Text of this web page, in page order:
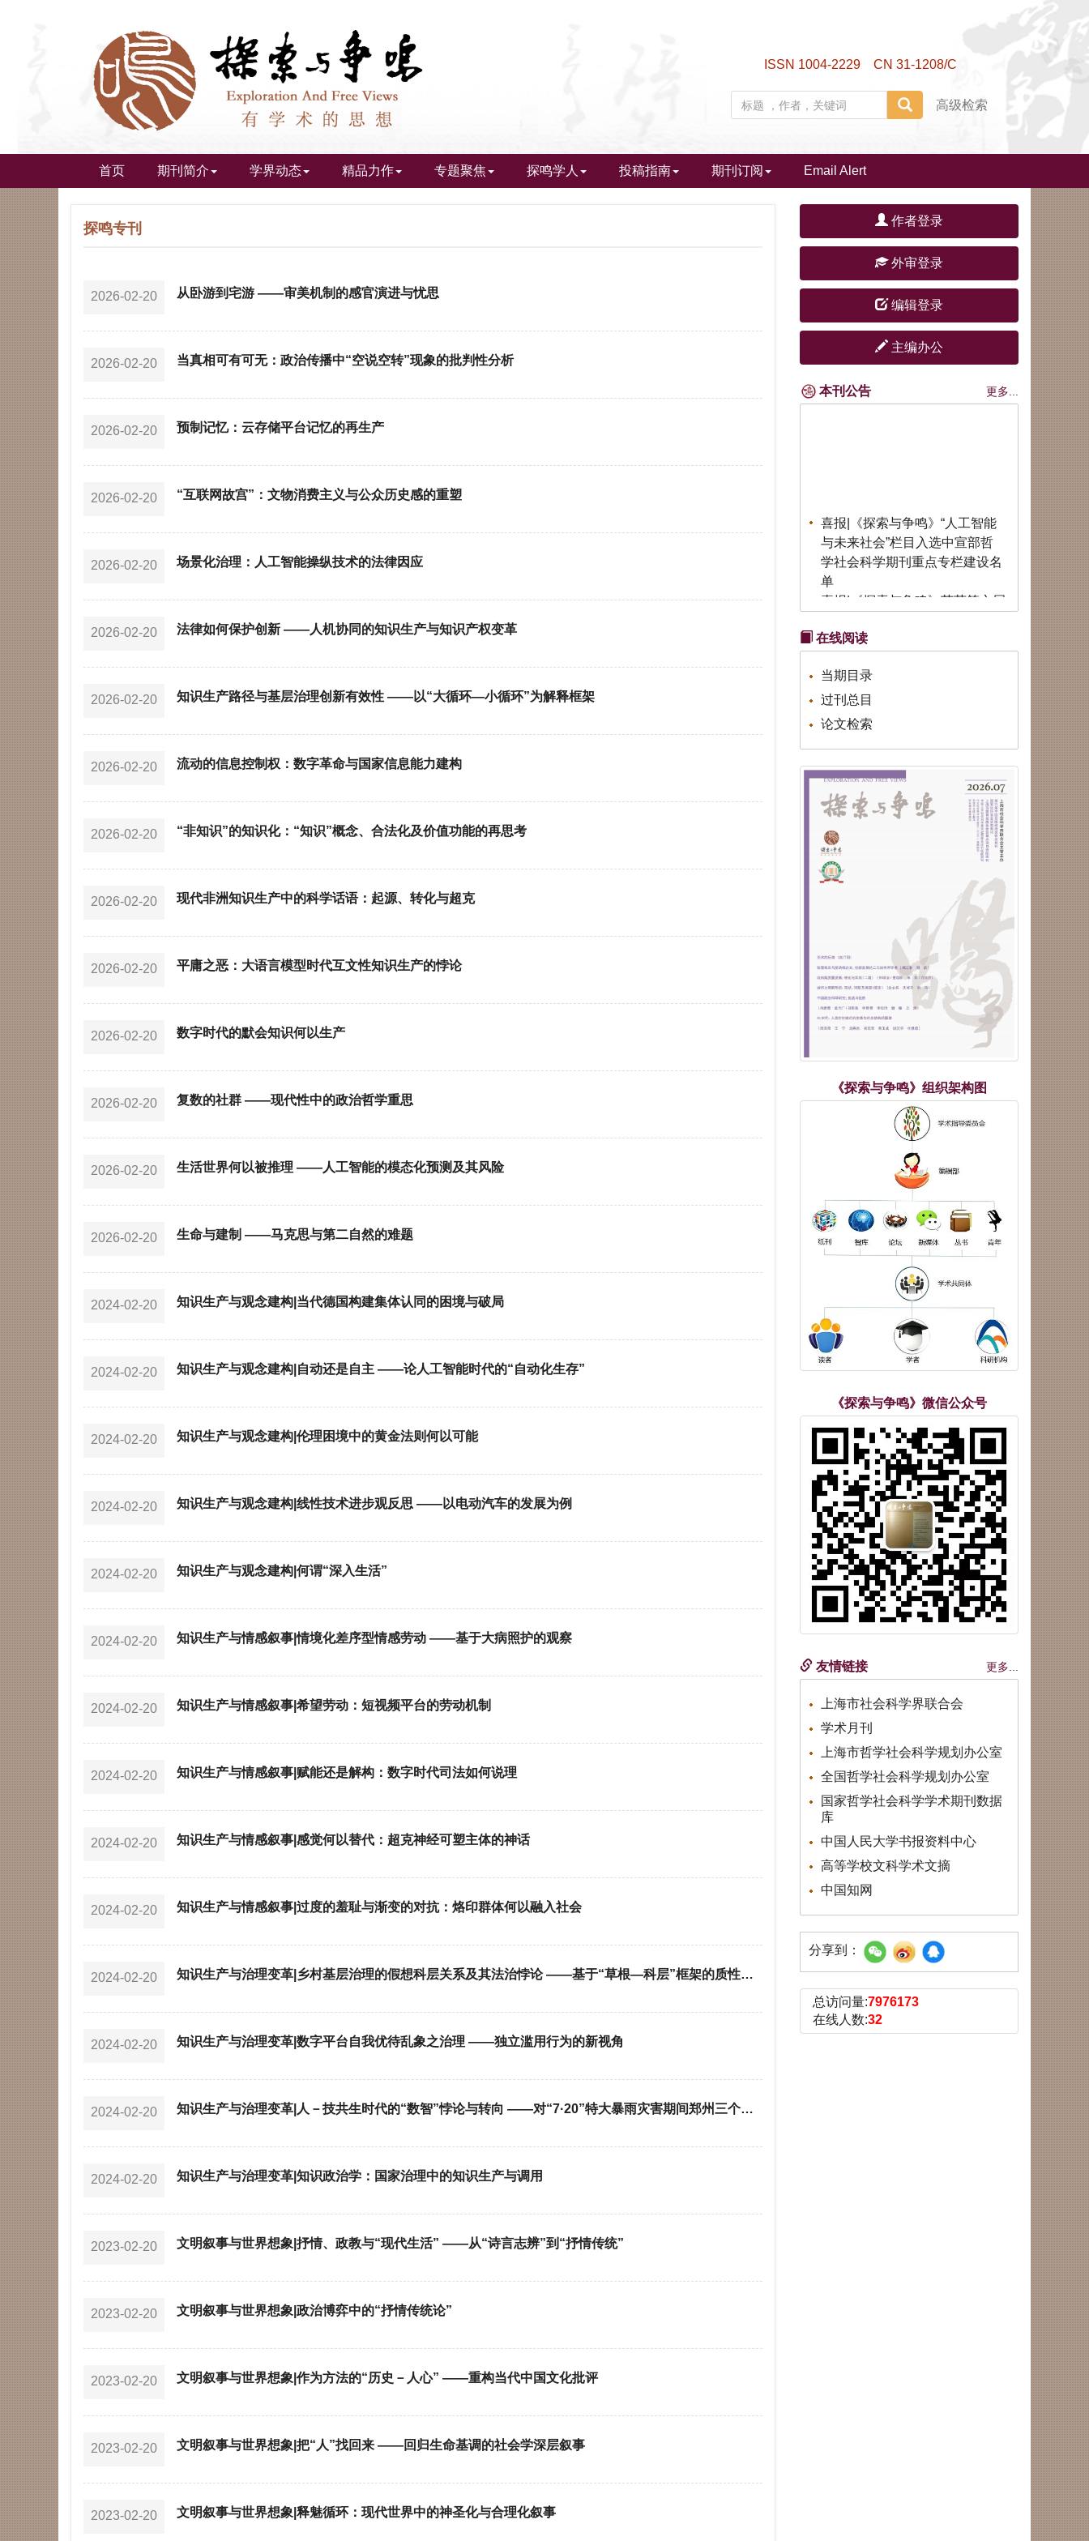
ISSN 1004-2229 CN 31-1208/C
高级检索
首页 期刊简介 学界动态 精品力作 专题聚焦 探鸣学人 投稿指南 期刊订阅 Email Alert
探鸣专刊
2026-02-20 从卧游到宅游 ——审美机制的感官演进与忧思
2026-02-20 当真相可有可无：政治传播中“空说空转”现象的批判性分析
2026-02-20 预制记忆：云存储平台记忆的再生产
2026-02-20 “互联网故宫”：文物消费主义与公众历史感的重塑
2026-02-20 场景化治理：人工智能操纵技术的法律因应
2026-02-20 法律如何保护创新 ——人机协同的知识生产与知识产权变革
2026-02-20 知识生产路径与基层治理创新有效性 ——以“大循环—小循环”为解释框架
2026-02-20 流动的信息控制权：数字革命与国家信息能力建构
2026-02-20 “非知识”的知识化：“知识”概念、合法化及价值功能的再思考
2026-02-20 现代非洲知识生产中的科学话语：起源、转化与超克
2026-02-20 平庸之恶：大语言模型时代互文性知识生产的悖论
2026-02-20 数字时代的默会知识何以生产
2026-02-20 复数的社群 ——现代性中的政治哲学重思
2026-02-20 生活世界何以被推理 ——人工智能的模态化预测及其风险
2026-02-20 生命与建制 ——马克思与第二自然的难题
2024-02-20 知识生产与观念建构|当代德国构建集体认同的困境与破局
2024-02-20 知识生产与观念建构|自动还是自主 ——论人工智能时代的“自动化生存”
2024-02-20 知识生产与观念建构|伦理困境中的黄金法则何以可能
2024-02-20 知识生产与观念建构|线性技术进步观反思 ——以电动汽车的发展为例
2024-02-20 知识生产与观念建构|何谓“深入生活”
2024-02-20 知识生产与情感叙事|情境化差序型情感劳动 ——基于大病照护的观察
2024-02-20 知识生产与情感叙事|希望劳动：短视频平台的劳动机制
2024-02-20 知识生产与情感叙事|赋能还是解构：数字时代司法如何说理
2024-02-20 知识生产与情感叙事|感觉何以替代：超克神经可塑主体的神话
2024-02-20 知识生产与情感叙事|过度的羞耻与渐变的对抗：烙印群体何以融入社会
2024-02-20
知识生产与治理变革|乡村基层治理的假想科层关系及其法治悖论 ——基于“草根—科层”框架的质性研
2024-02-20 知识生产与治理变革|数字平台自我优待乱象之治理 ——独立滥用行为的新视角
2024-02-20
知识生产与治理变革|人－技共生时代的“数智”悖论与转向 ——对“7·20”特大暴雨灾害期间郑州三个住
2024-02-20 知识生产与治理变革|知识政治学：国家治理中的知识生产与调用
2023-02-20 文明叙事与世界想象|抒情、政教与“现代生活” ——从“诗言志辨”到“抒情传统”
2023-02-20 文明叙事与世界想象|政治博弈中的“抒情传统论”
2023-02-20 文明叙事与世界想象|作为方法的“历史－人心” ——重构当代中国文化批评
2023-02-20 文明叙事与世界想象|把“人”找回来 ——回归生命基调的社会学深层叙事
2023-02-20 文明叙事与世界想象|释魅循环：现代世界中的神圣化与合理化叙事
作者登录
外审登录
编辑登录
主编办公
本刊公告 更多...
喜报|《探索与争鸣》“人工智能
与未来社会”栏目入选中宣部哲
学社会科学期刊重点专栏建设名
单
喜报|《探索与争鸣》荣获第六届
中国出版政府奖期刊奖
公告|《探索与争鸣》招聘实习编
辑
公告|《探索与争鸣》第七届
公告
荣誉|《探索与争鸣》荣获第八届
华东地区优秀期刊
荣誉|《探索与争鸣》2025再度
蝉联国家社科基金资助期刊“优
秀期刊”
荣誉|《探索与争鸣》入展第三十
一届北京国际图书博览会“BIBF
2025中国精品期刊展”
荣誉|《探索与争鸣》获得国家哲
学社会科学文献中心2024年度综
合性人文社会科学最受欢迎期刊
荣誉| 重磅发布！学术实力榜单
出炉！《复印报刊资料转载指数
研究报告（2024年度）》
荣誉| 关于上海市模范集体、劳
动模范和先进工作者拟表彰对象
在线阅读
当期目录
过刊总目
论文检索
《探索与争鸣》组织架构图
《探索与争鸣》微信公众号
友情链接 更多...
上海市社会科学界联合会
学术月刊
上海市哲学社会科学规划办公室
全国哲学社会科学规划办公室
国家哲学社会科学学术期刊数据
库
中国人民大学书报资料中心
高等学校文科学术文摘
中国知网
分享到：
总访问量:7976173
在线人数:32